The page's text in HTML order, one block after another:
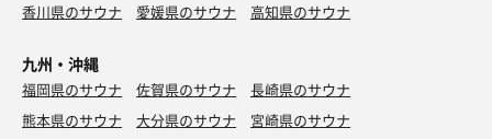
香川県のサウナ
愛媛県のサウナ 高知県のサウナ
九州・沖縄
福岡県のサウナ 佐賀県のサウナ
長崎県のサウナ
熊本県のサウナ
大分県のサウナ
宮崎県のサウナ